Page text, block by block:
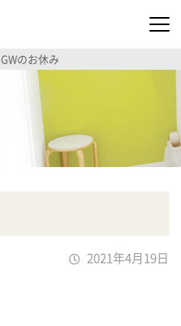
GWのお休み
2021年4月19日